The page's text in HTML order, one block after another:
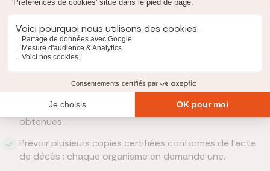
Comment ne rien oublier : conseils pratiques
Gérer toutes les formalités après un décès peut rapidement
devenir accablant. Pour éviter les erreurs et les doublons, mieux
Créer un tableau de suivi des organismes contactés,
avec les dates, les documents envoyés et les réponses
obtenues.
Prévoir plusieurs copies certifiées conformes de l’acte
de décès : chaque organisme en demande une.